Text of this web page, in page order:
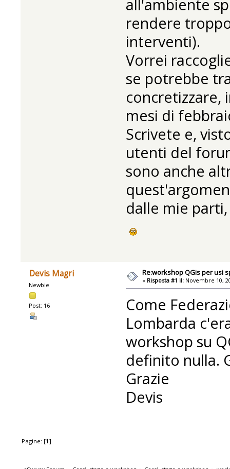
all'ambiente
rendere
interventi).
Vorrei
se potrebbe
concretizzare,
mesi di
Scrivete e,
utenti del
sono anche
dalle mie
Devis Magri
Newbie
Post: 16
Re:workshop QGis per usi
« Risposta #1 il: Novembre 10,
Come
Lombarda
workshop su
definito nulla.
Grazie
Devis
Pagine: [1]